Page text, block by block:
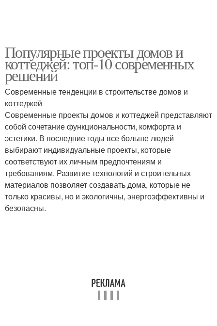
Популярные проекты домов и
коттеджей: топ-10 современных
решений
Современные тенденции в строительстве домов и
коттеджей
Современные проекты домов и коттеджей представляют
собой сочетание функциональности, комфорта и
эстетики. В последние годы все больше людей
выбирают индивидуальные проекты, которые
соответствуют их личным предпочтениям и
требованиям. Развитие технологий и строительных
материалов позволяет создавать дома, которые не
только красивы, но и экологичны, энергоэффективны и
безопасны.